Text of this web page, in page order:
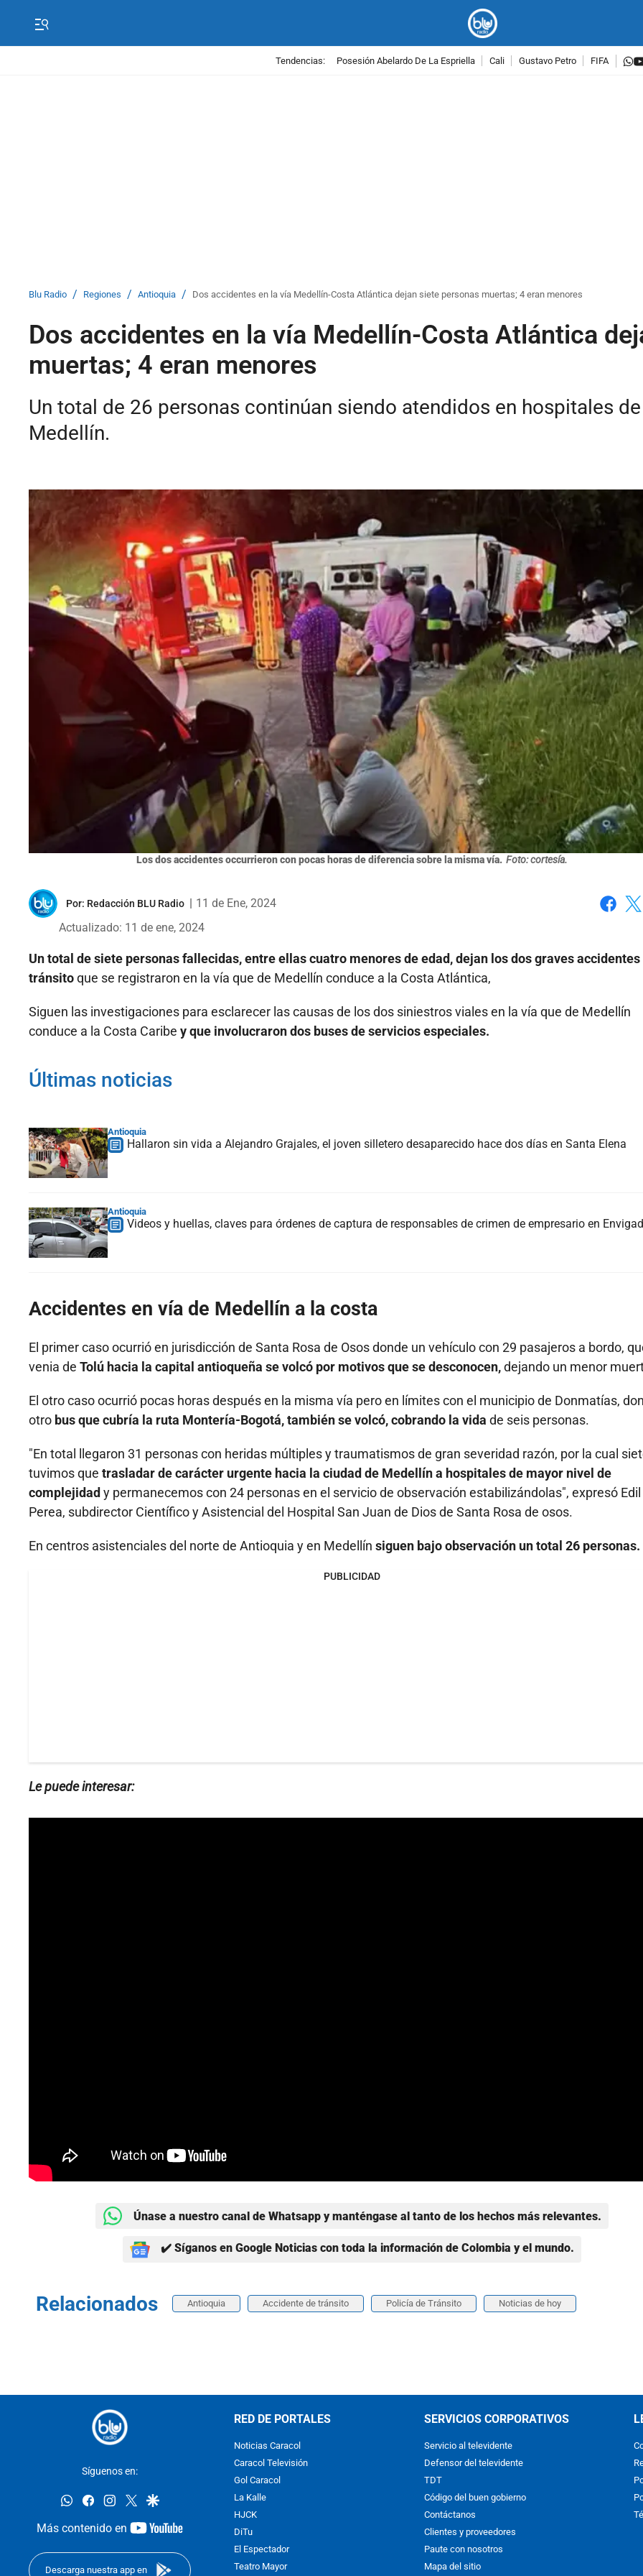
Tendencias: Posesión Abelardo De La Espriella Cali Gustavo Petro FIFA
Blu Radio / Regiones / Antioquia / Dos accidentes en la vía Medellín-Costa Atlántica dejan siete personas muertas; 4 eran menores
Dos accidentes en la vía Medellín-Costa Atlántica
muertas; 4 eran menores
Un total de 26 personas continúan siendo atendidos en hospitales
Medellín.
Los dos accidentes occurrieron con pocas horas de diferencia sobre la misma vía. Foto: cortesía.
Por: Redacción BLU Radio
11 de Ene, 2024
Actualizado: 11 de ene, 2024
Un total de siete personas fallecidas, entre ellas cuatro menores de edad, dejan los dos graves accidentes
tránsitoque se registraron en la vía que de Medellín conduce a la Costa Atlántica,
Siguen las investigaciones para esclarecer las causas de los dos siniestros viales en la vía que de Medellín
conduce a la Costa Caribe y que involucraron dos buses de servicios especiales.
Últimas noticias
Antioquia
Hallaron sin vida a Alejandro Grajales, el joven silletero desaparecido hace dos días en Santa Elena
Antioquia
Videos y huellas, claves para órdenes de captura de responsables de crimen de empresario en
Accidentes en vía de Medellín a la costa
El primer caso ocurrió en jurisdicción de Santa Rosa de Osos donde un vehículo con 29 pasajeros a bordo,
venia de Tolú hacia la capital antioqueña se volcó por motivos que se desconocen,dejando un menor
El otro caso ocurrió pocas horas después en la misma vía pero en límites con el municipio de Donmatías,
otro bus que cubría la ruta Montería-Bogotá, también se volcó, cobrando la vida de seis personas.
"En total llegaron 31 personas con heridas múltiples y traumatismos de gran severidad razón, por la cual
tuvimos que trasladar de carácter urgente hacia la ciudad de Medellín a hospitales de mayor nivel de
complejidad y permanecemos con 24 personas en el servicio de observación estabilizándolas", expresó Edil
Perea, subdirector Científico y Asistencial del Hospital San Juan de Dios de Santa Rosa de osos.
En centros asistenciales del norte de Antioquia y en Medellín siguen bajo observación un total 26 personas.
PUBLICIDAD
Le puede interesar:
Únase a nuestro canal de Whatsapp y manténgase al tanto de los hechos más relevantes.
✔️ Síganos en Google Noticias con toda la información de Colombia y el mundo.
Relacionados Antioquia Accidente de tránsito Policía de Tránsito Noticias de hoy
Síguenos en:
whatsappfacebookinstagram
twittergoogle
Más contenido en
youtube-
Descarga nuestra app en
RED DE PORTALES
Noticias Caracol
Caracol Televisión
Gol Caracol
La Kalle
HJCK
DiTu
El Espectador
Teatro Mayor
SERVICIOS CORPORATIVOS
Servicio al televidente
Defensor del televidente
TDT
Código del buen gobierno
Contáctanos
Clientes y proveedores
Paute con nosotros
Mapa del sitio